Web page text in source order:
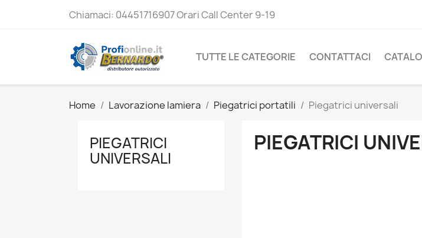
Chiamaci: 04451716907 Orari Call Center 9-19
TUTTE LE CATEGORIE CONTATTACI
Home Lavorazione lamiera Piegatrici portatili Piegatrici universali
PIEGATRICI
UNIVERSALI
PIEGATRICI